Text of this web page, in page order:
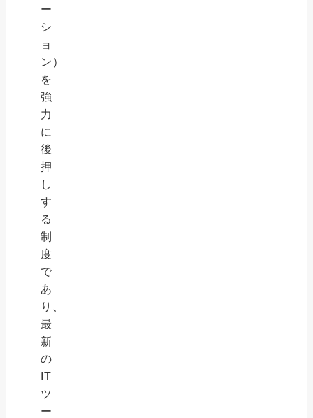
ー
シ
ョ
ン）
を
強
力
に
後
押
し
す
る
制
度
で
あ
り、
最
新
の
IT
ツ
ー